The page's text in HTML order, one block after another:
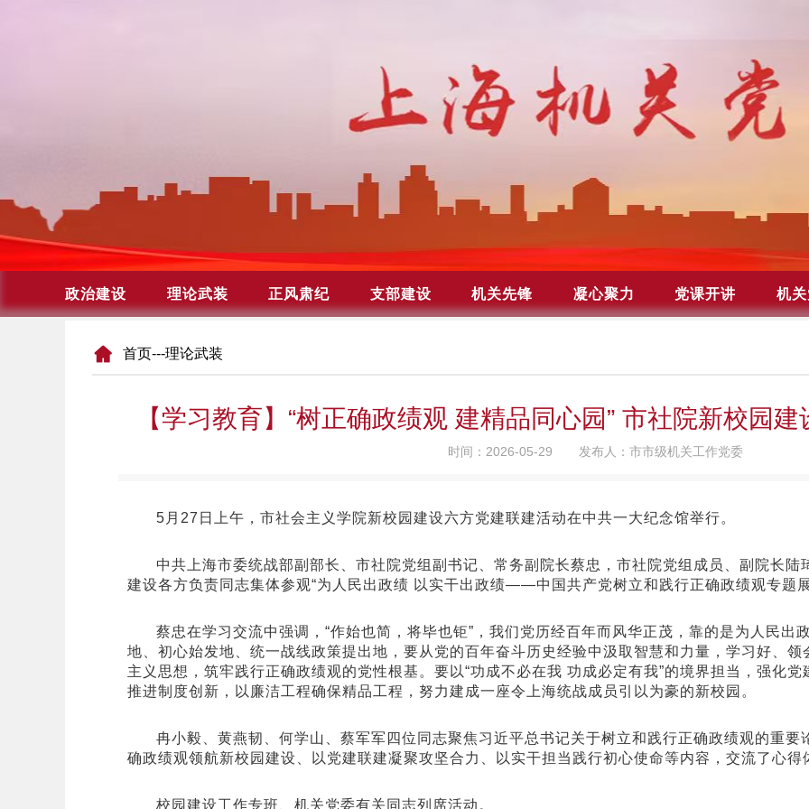
首页---理论武装
【学习教育】“树正确政绩观 建精品同心园” 市社院新校园
时间：2026-05-29 发布人：市市级机关工作党委
5月27日上午，市社会主义学院新校园建设六方党建联建活动在中共一大纪念馆举行。
中共上海市委统战部副部长、市社院党组副书记、常务副院长蔡忠，市社院党组成员、副院长
建设各方负责同志集体参观“为人民出政绩 以实干出政绩——中国共产党树立和践行正确政绩观专题
蔡忠在学习交流中强调，“作始也简，将毕也钜”，我们党历经百年而风华正茂，靠的是为人民出
地、初心始发地、统一战线政策提出地，要从党的百年奋斗历史经验中汲取智慧和力量，学习好、
主义思想，筑牢践行正确政绩观的党性根基。要以“功成不必在我 功成必定有我”的境界担当，强化
推进制度创新，以廉洁工程确保精品工程，努力建成一座令上海统战成员引以为豪的新校园。
冉小毅、黄燕韧、何学山、蔡军军四位同志聚焦习近平总书记关于树立和践行正确政绩观的重
确政绩观领航新校园建设、以党建联建凝聚攻坚合力、以实干担当践行初心使命等内容，交流了心得
校园建设工作专班、机关党委有关同志列席活动。